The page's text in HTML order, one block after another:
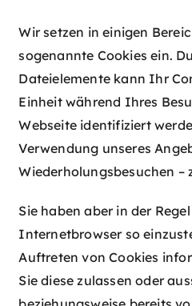
Wir setzen in einigen
sogenannte Cookies ein.
Dateielemente kann Ihr
Einheit während Ihres
Webseite identifiziert
Verwendung unseres
Wiederholungsbesuchen –
Sie haben aber in der
Internetbrowser so
Auftreten von Cookies
Sie diese zulassen oder